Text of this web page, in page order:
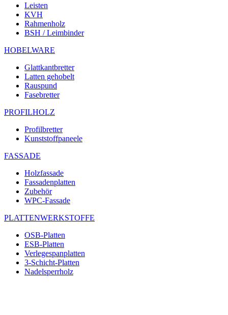
Leisten
KVH
Rahmenholz
BSH / Leimbinder
HOBELWARE
Glattkantbretter
Latten gehobelt
Rauspund
Fasebretter
PROFILHOLZ
Profilbretter
Kunststoffpaneele
FASSADE
Holzfassade
Fassadenplatten
Zubehör
WPC-Fassade
PLATTENWERKSTOFFE
OSB-Platten
ESB-Platten
Verlegespanplatten
3-Schicht-Platten
Nadelsperrholz